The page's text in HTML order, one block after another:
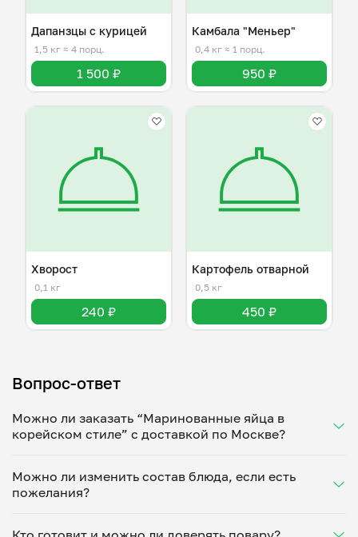
Дапанзцы с курицей
1,5 кг ≈ 4 порц.
1 500 ₽
Камбала "Меньер"
0,4 кг ≈ 1 порц.
950 ₽
Хворост
0,1 кг
240 ₽
Картофель отварной
0,5 кг
450 ₽
Вопрос-ответ
Можно ли заказать “Маринованные яйца в
корейском стиле” с доставкой по Москве?
Укажите удобное время — и получите свежее
домашнее блюдо в большой порции прямо с плиты.
минут. Статус заказа отслеживайте в личном
Можно ли изменить состав блюда, если есть
пожелания?